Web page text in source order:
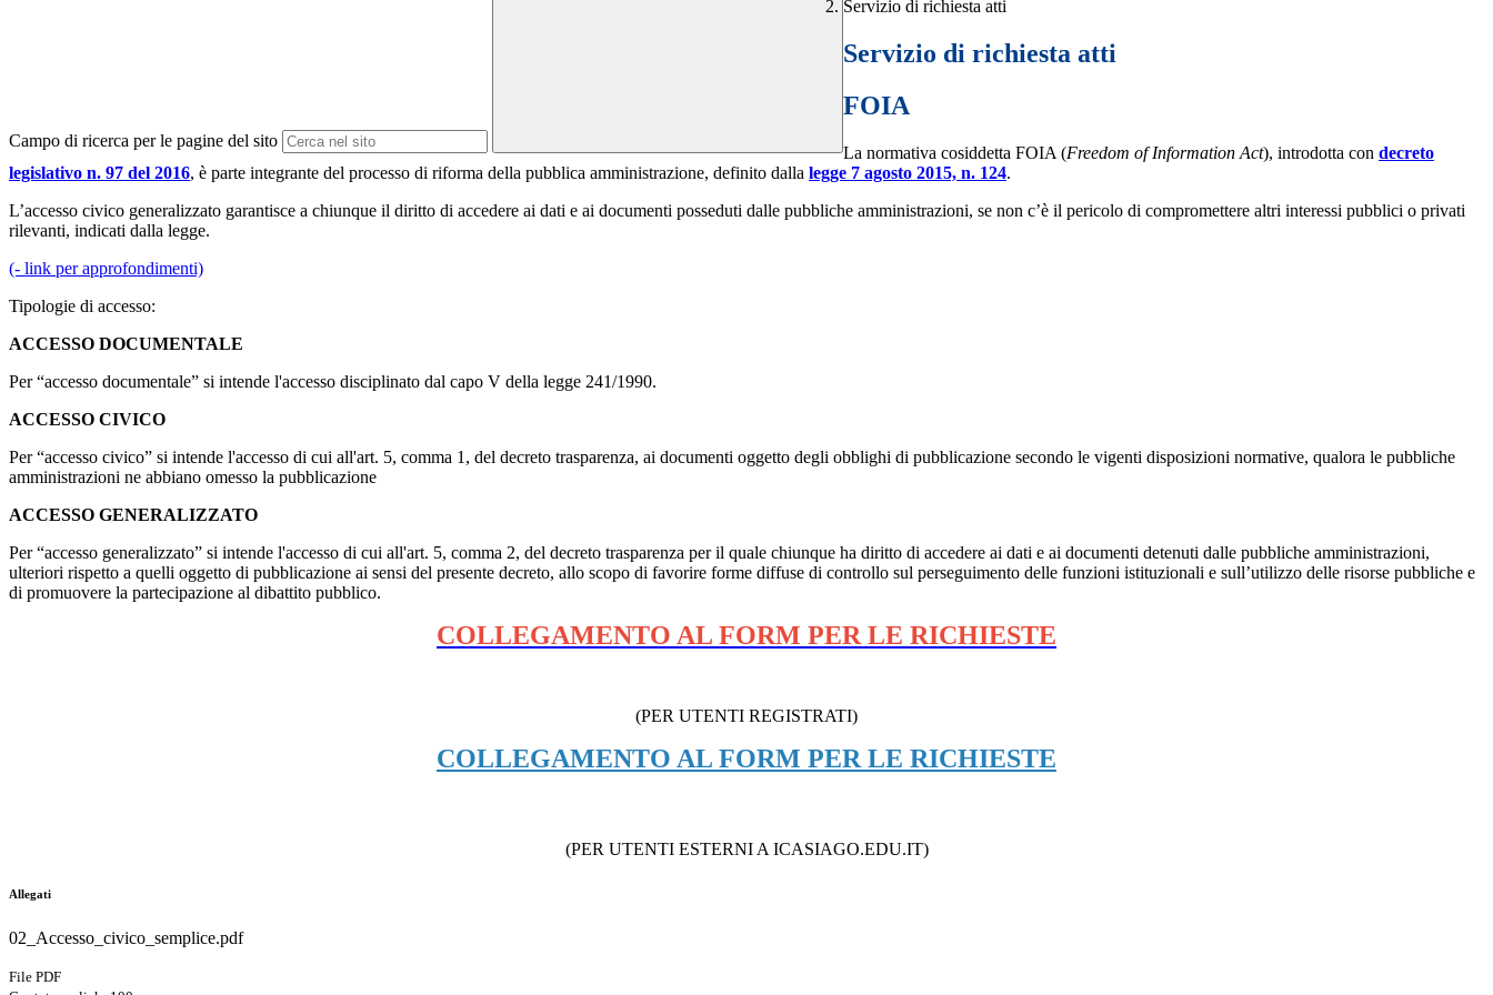
Campo di ricerca per le pagine del sito
Servizio di richiesta atti
Servizio di richiesta atti
FOIA
La normativa cosiddetta FOIA (Freedom of Information Act), introdotta con decreto
legislativo n. 97 del 2016, è parte integrante del processo di riforma della pubblica amministrazione, definito dalla legge 7 agosto 2015, n. 124.
L’accesso civico generalizzato garantisce a chiunque il diritto di accedere ai dati e ai documenti posseduti dalle pubbliche amministrazioni, se non c’è il pericolo di compromettere altri interessi pubblici o privati
rilevanti, indicati dalla legge.
(- link per approfondimenti)
Tipologie di accesso:
ACCESSO DOCUMENTALE
Per “accesso documentale” si intende l'accesso disciplinato dal capo V della legge 241/1990.
ACCESSO CIVICO
Per “accesso civico” si intende l'accesso di cui all'art. 5, comma 1, del decreto trasparenza, ai documenti oggetto degli obblighi di pubblicazione secondo le vigenti disposizioni normative, qualora le pubbliche
amministrazioni ne abbiano omesso la pubblicazione
ACCESSO GENERALIZZATO
Per “accesso generalizzato” si intende l'accesso di cui all'art. 5, comma 2, del decreto trasparenza per il quale chiunque ha diritto di accedere ai dati e ai documenti detenuti dalle pubbliche amministrazioni,
ulteriori rispetto a quelli oggetto di pubblicazione ai sensi del presente decreto, allo scopo di favorire forme diffuse di controllo sul perseguimento delle funzioni istituzionali e sull’utilizzo delle risorse pubbliche e
di promuovere la partecipazione al dibattito pubblico.
COLLEGAMENTO AL FORM PER LE RICHIESTE
(PER UTENTI REGISTRATI)
COLLEGAMENTO AL FORM PER LE RICHIESTE
(PER UTENTI ESTERNI A ICASIAGO.EDU.IT)
Allegati
02_Accesso_civico_semplice.pdf
File PDF